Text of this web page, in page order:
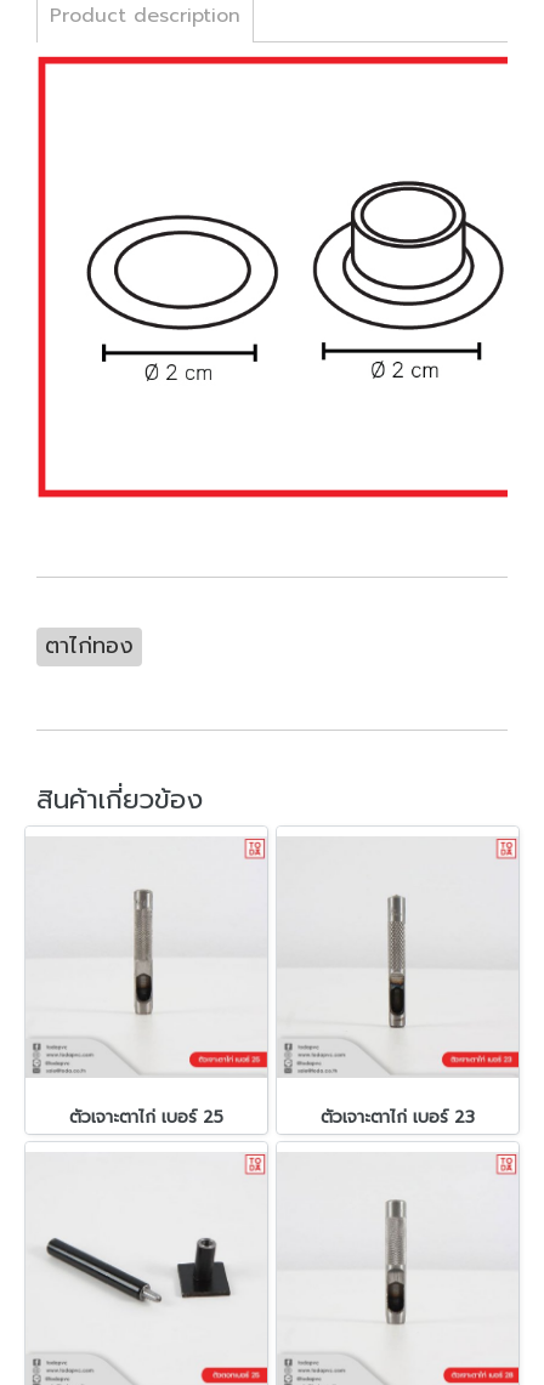
Product description
ตาไก่ทอง
สินค้าเกี่ยวข้อง
ตัวเจาะตาไก่ เบอร์ 25 ตัวเจาะตาไก่ เบอร์ 23